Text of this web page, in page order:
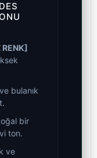
bulanık
bir
ton.
ve